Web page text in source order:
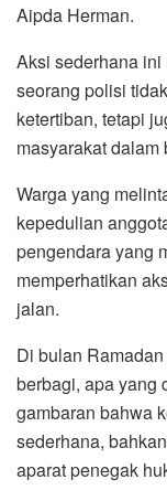
Aipda Herman.
Aksi sederhana
seorang polisi
ketertiban, tetapi
masyarakat dalam
Warga yang
kepedulian
pengendara yang
memperhatikan
jalan.
Di bulan
berbagi, apa yang
gambaran bahwa
sederhana,
aparat penegak